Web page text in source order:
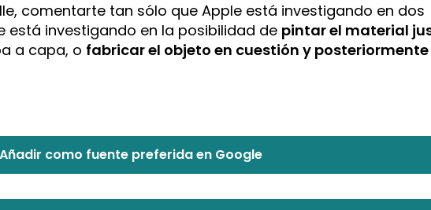
comentarte tan sólo que Apple está investigando en dos
está investigando en la posibilidad de pintar el material
a capa, o fabricar el objeto en cuestión y posteriormente
Añadir como fuente preferida en Google